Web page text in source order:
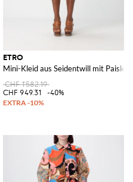
ETRO
Mini-Kleid aus Seidentwill mit
CHF 1'582.19
CHF 949.31
-40%